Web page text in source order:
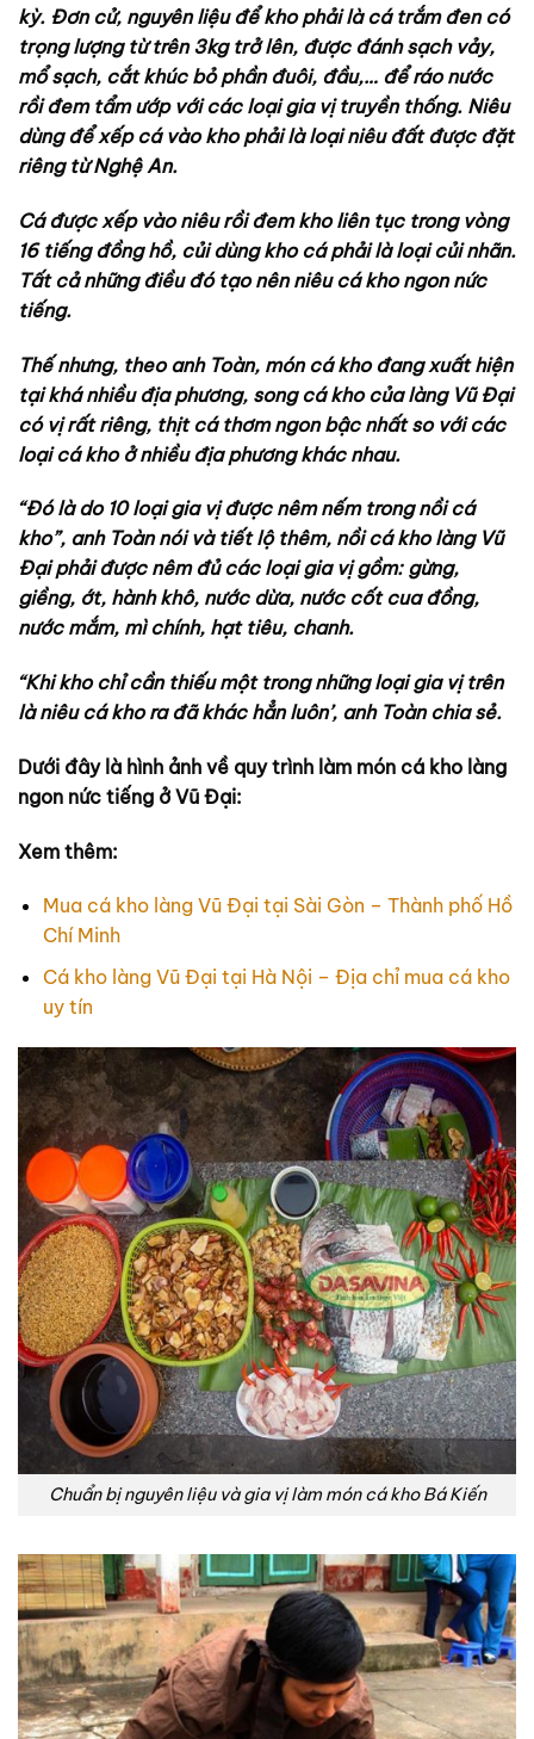
kỳ. Đơn cử, nguyên liệu để kho phải là cá trắm đen có
trọng lượng từ trên 3kg trở lên, được đánh sạch vảy,
mổ sạch, cắt khúc bỏ phần đuôi, đầu,… để ráo nước
rồi đem tẩm ướp với các loại gia vị truyền thống. Niêu
dùng để xếp cá vào kho phải là loại niêu đất được đặt
riêng từ Nghệ An.
Cá được xếp vào niêu rồi đem kho liên tục trong vòng
16 tiếng đồng hồ, củi dùng kho cá phải là loại củi nhãn.
Tất cả những điều đó tạo nên niêu cá kho ngon nức
tiếng.
Thế nhưng, theo anh Toàn, món cá kho đang xuất hiện
tại khá nhiều địa phương, song cá kho của làng Vũ Đại
có vị rất riêng, thịt cá thơm ngon bậc nhất so với các
loại cá kho ở nhiều địa phương khác nhau.
“Đó là do 10 loại gia vị được nêm nếm trong nồi cá
kho”, anh Toàn nói và tiết lộ thêm, nồi cá kho làng Vũ
Đại phải được nêm đủ các loại gia vị gồm: gừng,
giềng, ớt, hành khô, nước dừa, nước cốt cua đồng,
nước mắm, mì chính, hạt tiêu, chanh.
“Khi kho chỉ cần thiếu một trong những loại gia vị trên
là niêu cá kho ra đã khác hẳn luôn’, anh Toàn chia sẻ.
Dưới đây là hình ảnh về quy trình làm món cá kho làng
ngon nức tiếng ở Vũ Đại:
Xem thêm:
Mua cá kho làng Vũ Đại tại Sài Gòn – Thành phố Hồ
Chí Minh
Cá kho làng Vũ Đại tại Hà Nội – Địa chỉ mua cá kho
uy tín
Chuẩn bị nguyên liệu và gia vị làm món cá kho Bá Kiến